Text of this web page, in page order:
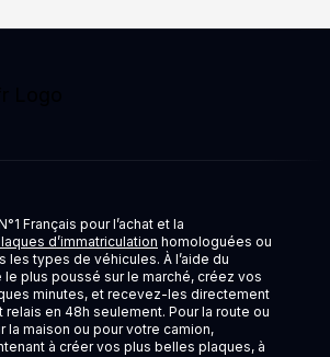
Français pour l’achat et la
d’immatriculation homologuées ou
les types de véhicules. À l’aide du
plus poussé sur le marché, créez vos
minutes, et recevez-les directement
en 48h seulement. Pour la route ou
la maison ou pour votre camion,
à créer vos plus belles plaques, à